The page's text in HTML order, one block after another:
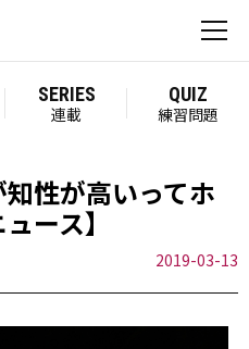
SERIES
連載
QUIZ
練習問題
性が高いってホ
ース】
2019-03-13